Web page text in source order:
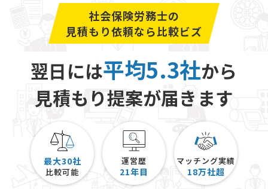
社会保険労務士の
見積もり依頼なら比較ビズ
翌日には平均5.3社から
見積もり提案が届きます
最大30社
比較可能
運営歴
21年目
マッチング実績
18万社超